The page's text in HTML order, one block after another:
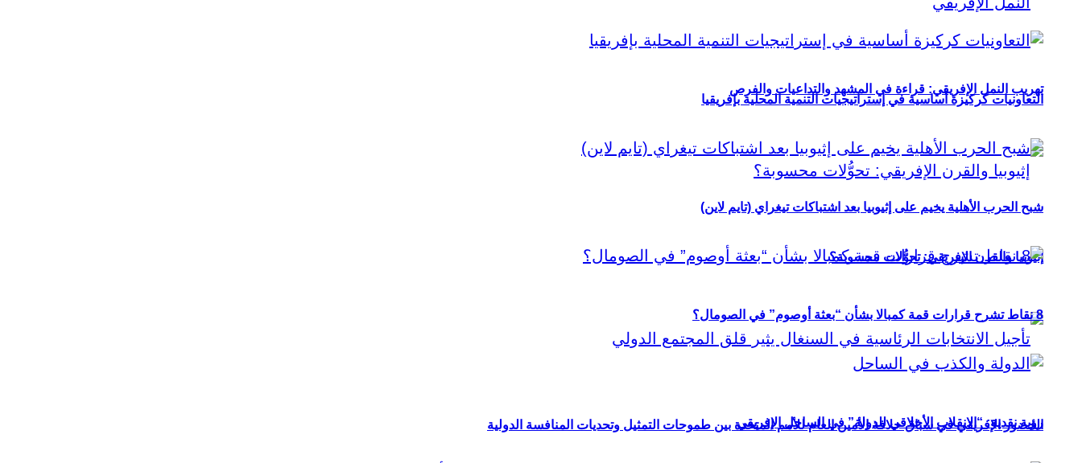
تهريب النمل الإفريقي: قراءة في المشهد والتداعيات والفرص
إثيوبيا والقرن الإفريقي: تحوُّلات محسوبة؟
الحضور الإفريقي في سباق خلافة الأمين العام للأمم المتحدة بين طموحات التمثيل وتحديات المنافسة الدولية
التعاونيات كركيزة أساسية في إستراتيجيات التنمية المحلية بإفريقيا
شبح الحرب الأهلية يخيم على إثيوبيا بعد اشتباكات تيغراي (تايم لاين)
8 نقاط تشرح قرارات قمة كمبالا بشأن “بعثة أوصوم” في الصومال؟
رؤية نقدية: “الانقلاب الأخلاقي للدولة” في الساحل الإفريقي